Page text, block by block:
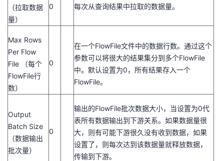
（拉取数据
量）
0 每次从查询结果中拉取的数据量。
Max Rows
Per Flow
File （每个
FlowFile行
数）
0
在一个FlowFile文件中的数据行数。通过这个
参数可以将很大的结果集分到多个FlowFile
中。默认设置为0，所有结果存入一个
FlowFile。
Output
Batch Size
（数据输出
批次量）
0
输出的FlowFile批次数据大小，当设置为0代
表所有数据输出到下游关系。如果数据量很
大，则有可能下游很久没有收到数据，如果
设置了，则每次达到该数据量就释放数据，
传输到下游。